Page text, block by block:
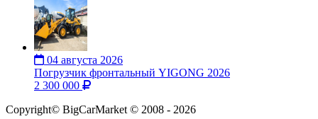
04 августа 2026
Погрузчик фронтальный YIGONG 2026
2 300 000
Copyright© BigCarMarket © 2008 - 2026